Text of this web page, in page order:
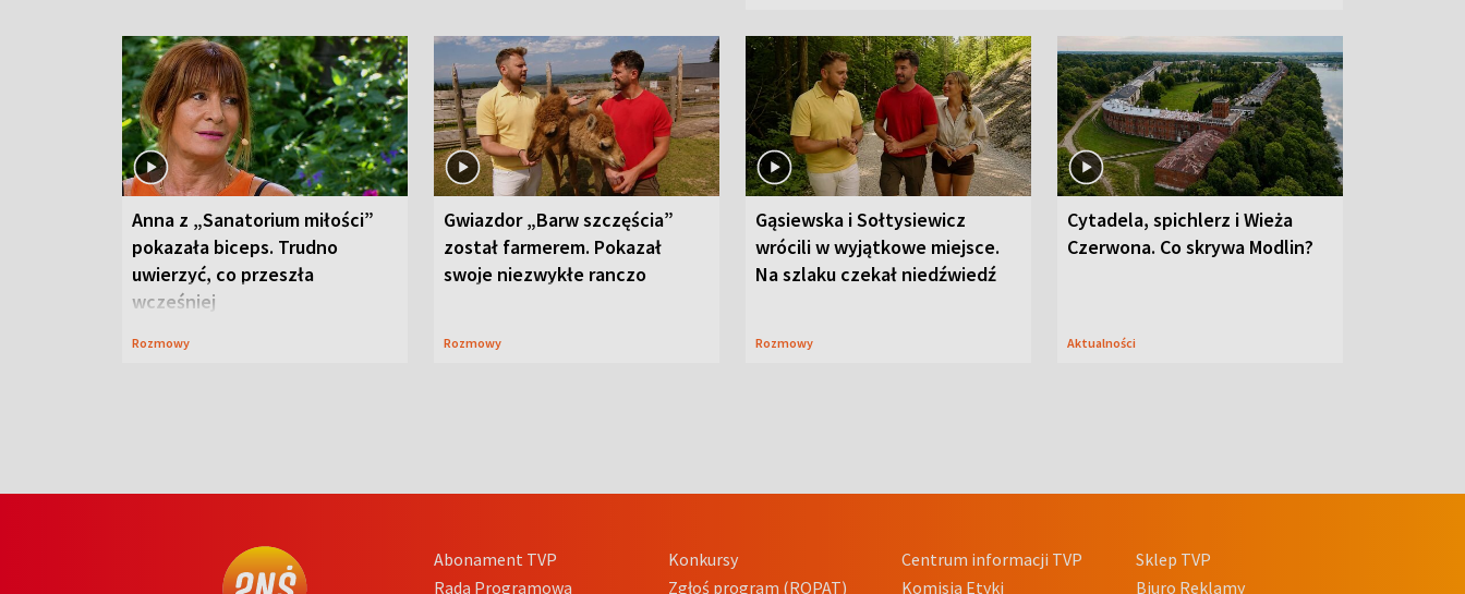
Anna z „Sanatorium miłości”
pokazała biceps. Trudno
uwierzyć, co przeszła
wcześniej
Rozmowy
Gwiazdor „Barw szczęścia”
został farmerem. Pokazał
swoje niezwykłe ranczo
Rozmowy
Gąsiewska i Sołtysiewicz
wrócili w wyjątkowe miejsce.
Na szlaku czekał niedźwiedź
Rozmowy
Cytadela, spichlerz i Wieża
Czerwona. Co skrywa Modlin?
Aktualności
Abonament TVP
Rada Programowa
Konkursy
Zgłoś program (ROPAT)
Centrum informacji TVP
Komisja Etyki
Sklep TVP
Biuro Reklamy